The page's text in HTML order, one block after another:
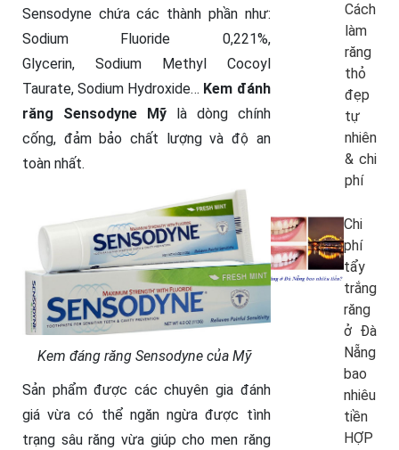
Sensodyne chứa các thành phần như:
Sodium Fluoride 0,221%,
Glycerin, Sodium Methyl Cocoyl
Taurate, Sodium Hydroxide… Kem đánh
răng Sensodyne Mỹlà dòng chính
cống, đảm bảo chất lượng và độ an
toàn nhất.
Kem đáng răng Sensodyne của Mỹ
Sản phẩm được các chuyên gia đánh
giá vừa có thể ngăn ngừa được tình
trạng sâu răng vừa giúp cho men răng
Cách
làm
răng
thỏ
đẹp
tự
nhiên
& chi
phí
Chi
phí
tẩy
trắng
răng
ở Đà
Nẵng
bao
nhiêu
tiền
HỢP